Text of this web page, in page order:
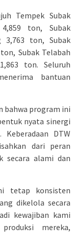
Tempek Subak
ton, Subak
3,763 ton, Subak
Subak Telabah
ton. Seluruh
bantuan
bahwa program ini
nyata sinergi
DTW
dari peran
secara alami dan
tetap konsisten
dikelola secara
kewajiban kami
mereka,